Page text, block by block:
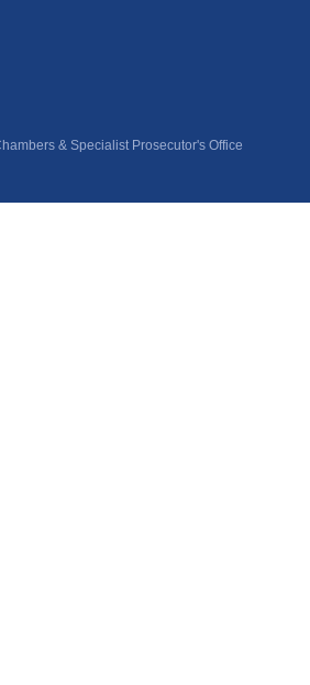
& Specialist Prosecutor's Office